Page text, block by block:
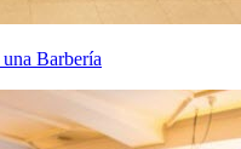
Barbería